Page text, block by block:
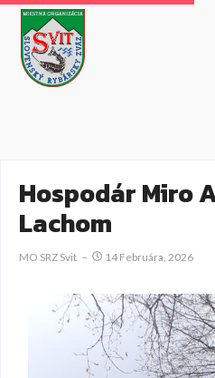
Hospodár Miro
Lachom
MO SRZ Svit 14 Februára, 2026